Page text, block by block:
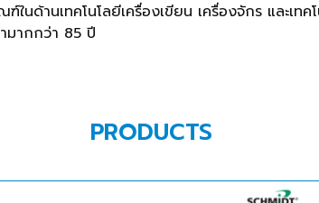
านเทคโนโลยีเครื่องเขียน เครื่องจักร และเทคโ
มากกว่า 85 ปี
PRODUCTS